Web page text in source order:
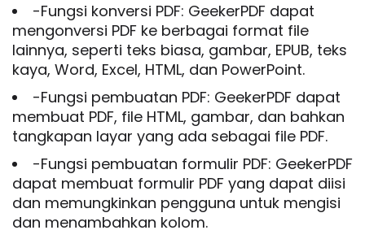
-Fungsi konversi PDF: GeekerPDF dapat
mengonversi PDF ke berbagai format file
lainnya, seperti teks biasa, gambar, EPUB, teks
kaya, Word, Excel, HTML, dan PowerPoint.
-Fungsi pembuatan PDF: GeekerPDF dapat
membuat PDF, file HTML, gambar, dan bahkan
tangkapan layar yang ada sebagai file PDF.
-Fungsi pembuatan formulir PDF: GeekerPDF
dapat membuat formulir PDF yang dapat diisi
dan memungkinkan pengguna untuk mengisi
dan menambahkan kolom.